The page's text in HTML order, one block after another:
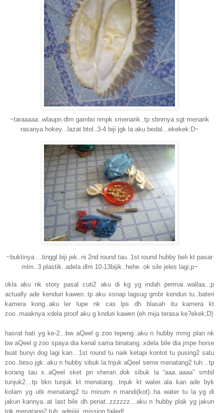
~taraaaaa..wlaupn dlm gambo nmpk xmenarik..tp sbnrnya sgt menarik
rasanya hokey...lazat btol..3-4 biji jgk la aku bedal...ekekek:D~
~buktinya....tinggl biji jek..ni 2nd round tau..1st round hubby beli kt pasar
mlm..3 plastik..adela dlm 10-13bijik..hehe..ok sile jeles lagi;p~
okla aku nk story pasal cuti2 aku di kg yg indah permai..wallaa..;p
actually ade kenduri kawen..tp aku xsnap lagsug gmbr kenduri tu..bateri
kamera kong..aku ler lupe nk cas lps dh blasah itu kamera kt
zoo..maaknya xdela proof aku g knduri kawen (eh mija terasa ke?ekek;D)
hasrat hati yg ke-2...bw aQeel g zoo tepeng..aku n hubby mmg plan nk
bw aQeel g zoo spaya dia kenal sama binatang..xdela bile dia jmpe horse
buat bunyi dog lagi kan…1st round tu naik ketapi kontot tu pusing2 satu
zoo..beso jgk..aku n hubby sibuk la tnjuk aQeel seme menatang2 tuh…tp
korang tau x..aQeel sket pn xheran..dok sibuk la “aaa..aaaa” smbil
tunjuk2…tp bkn tunjuk kt menatang…tnjuk kt water..ala kan ade byk
kolam yg utk menatang2 tu minum n mandi(kot)..ha water tu la yg di
jakun kannya..at last bile dh penat..zzzzzz…aku n hubby plak yg jakun
tgk menatang2 tuh..adeiiiii..mission failed!